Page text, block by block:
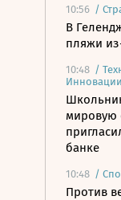
10:56 /
В
пляжи
10:48 /
Инновации
мировую
банке
10:48 /
Против